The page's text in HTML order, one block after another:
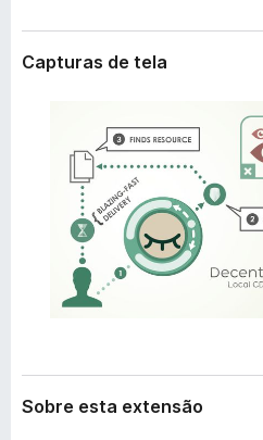
e
Capturas de tela
Sobre esta extensão